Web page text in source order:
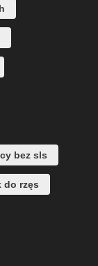
bez sls
do rzęs